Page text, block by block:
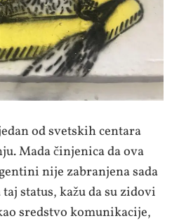
od svetskih centara
Mada činjenica da ova
nije zabranjena sada
status, kažu da su zidovi
sredstvo komunikacije,